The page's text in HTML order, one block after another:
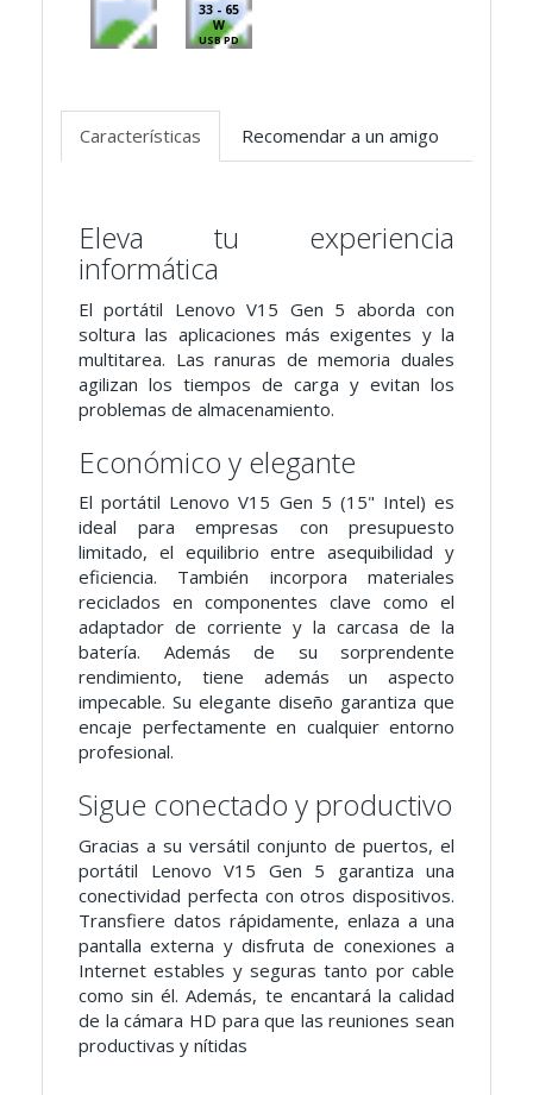
33 - 65
W
USB PD
Características Recomendar a un amigo
Eleva tu experiencia
informática
El portátil Lenovo V15 Gen 5 aborda con
soltura las aplicaciones más exigentes y la
multitarea. Las ranuras de memoria duales
agilizan los tiempos de carga y evitan los
problemas de almacenamiento.
Económico y elegante
El portátil Lenovo V15 Gen 5 (15" Intel) es
ideal para empresas con presupuesto
limitado, el equilibrio entre asequibilidad y
eficiencia. También incorpora materiales
reciclados en componentes clave como el
adaptador de corriente y la carcasa de la
batería. Además de su sorprendente
rendimiento, tiene además un aspecto
impecable. Su elegante diseño garantiza que
encaje perfectamente en cualquier entorno
profesional.
Sigue conectado y productivo
Gracias a su versátil conjunto de puertos, el
portátil Lenovo V15 Gen 5 garantiza una
conectividad perfecta con otros dispositivos.
Transfiere datos rápidamente, enlaza a una
pantalla externa y disfruta de conexiones a
Internet estables y seguras tanto por cable
como sin él. Además, te encantará la calidad
de la cámara HD para que las reuniones sean
productivas y nítidas